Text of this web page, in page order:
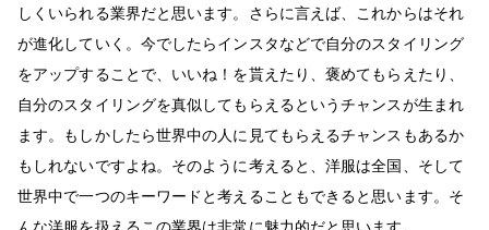
しくいられる業界だと思います。さらに言えば、これからはそれ
が進化していく。今でしたらインスタなどで自分のスタイリング
をアップすることで、いいね！を貰えたり、褒めてもらえたり、
自分のスタイリングを真似してもらえるというチャンスが生まれ
ます。もしかしたら世界中の人に見てもらえるチャンスもあるか
もしれないですよね。そのように考えると、洋服は全国、そして
世界中で一つのキーワードと考えることもできると思います。そ